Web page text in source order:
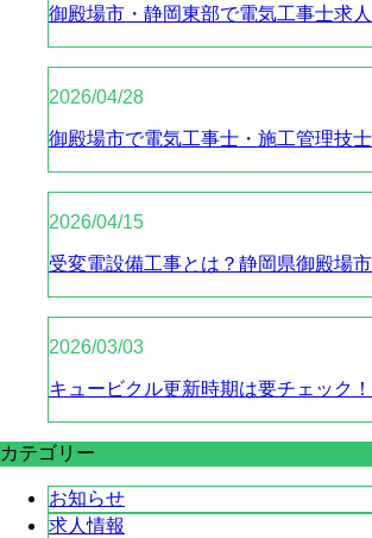
御殿場市・静岡東部で電気工事士求
2026/04/28
御殿場市で電気工事士・施工管理技
2026/04/15
受変電設備工事とは？静岡県御殿場
2026/03/03
キュービクル更新時期は要チェック
カテゴリー
お知らせ
求人情報